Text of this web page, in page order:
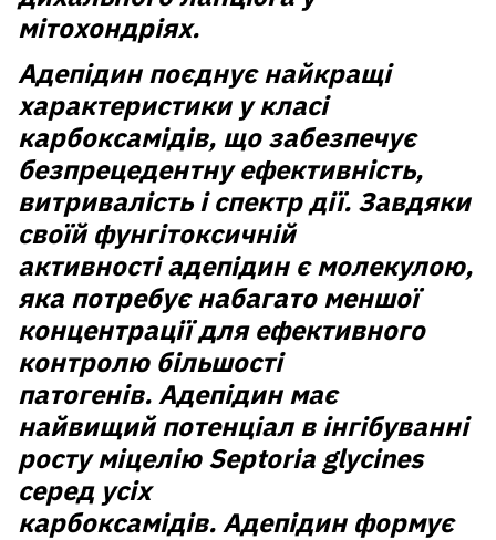
мітохондріях.
Адепідинпоєднує найкращі
характеристики у класі
карбоксамідів, що забезпечує
безпрецедентну ефективність,
витривалість і спектр дії. Завдяки
своїй фунгітоксичній
активностіадепідинє молекулою,
яка потребує набагато меншої
концентрації для ефективного
контролю більшості
патогенів.Адепідинмає
найвищий потенціал в інгібуванні
росту міцелію Septoria glycines
серед усіх
карбоксамідів.Адепідинформує